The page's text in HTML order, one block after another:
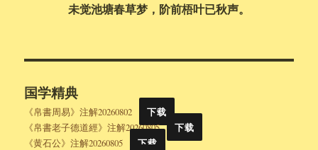
未觉池塘春草梦，阶前梧叶已秋声。
国学精典
《帛書周易》注解20260802
下载
《帛書老子德道經》注解20260805
下载
《黄石公》注解20260805
下载